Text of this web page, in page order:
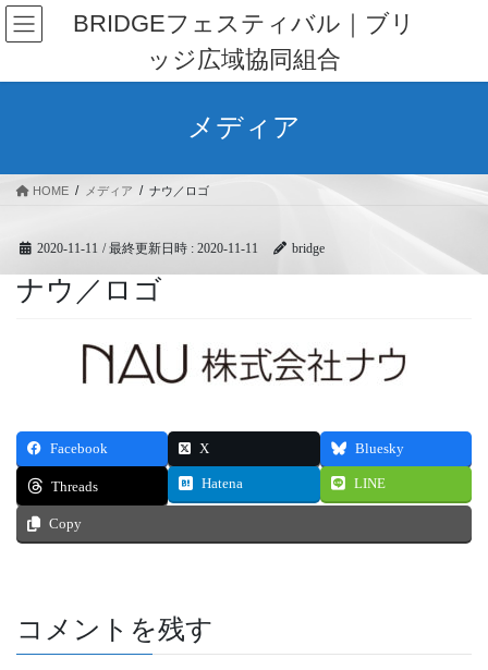
コ
ン
ン
ナ
ビ
ー
BRIDGEフェスティバル｜ブリ
ッジ広域協同組合
メディア
HOME メディア ナウ／ロゴ
2020-11-11 / 最終更新日時 : 2020-11-11 bridge
ナウ／ロゴ
Facebook X Bluesky
Threads Hatena LINE
Copy
コメントを残す